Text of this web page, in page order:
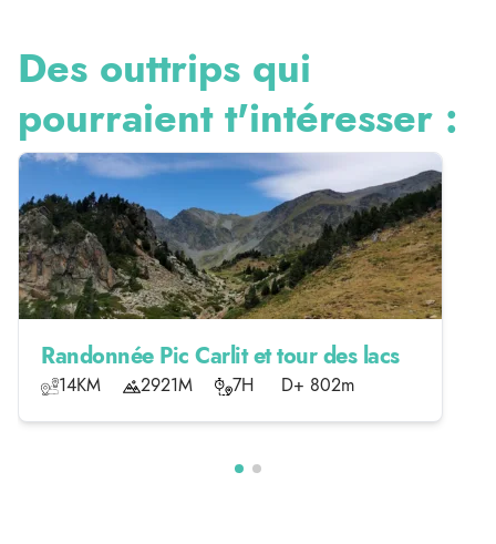
Des outtrips qui
pourraient t'intéresser :
Randonnée Pic Carlit et tour des lacs
14KM 2921M 7H D+ 802m